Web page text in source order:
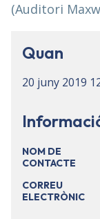
(Auditori
Quan
20 juny 2019
NOM DE
CONTACTE
CORREU
ELECTRÒNIC